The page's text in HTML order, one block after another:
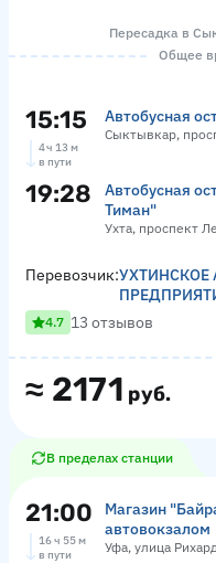
Пересадка в
Общее
15:15 Автобусная
Сыктывкар,
4 ч 13 м
в пути
19:28
Автобусная
Тиман"
Ухта, проспект
≈ 2171 руб.
Перевозчик:УХТИНСКОЕ
4.7 13 отзывов
В пределах станции
21:00
Магазин
автовокзалом
Уфа, улица
16 ч 55 м
в пути